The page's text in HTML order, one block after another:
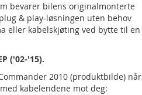
bevarer bilens originalmonterte
& play-løsningen uten behov
eller kabelskjøting ved bytte til en
('02-'15).
2010 (produktbilde) når
kabelendene mot deg: